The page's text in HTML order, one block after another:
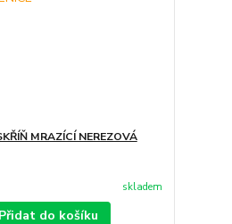
MRAZÍCÍ NEREZOVÁ
skladem
Přidat do košíku